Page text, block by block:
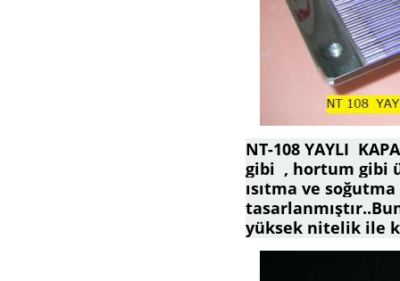
NT-108 YAYLI
gibi , hortum gibi
ısıtma ve
yüksek nitelik ile